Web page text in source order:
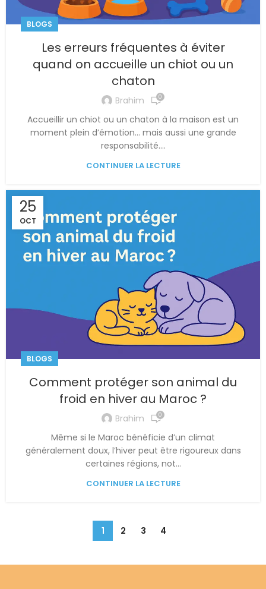
BLOGS
Les erreurs fréquentes à éviter
quand on accueille un chiot ou un
chaton
Brahim 0
Accueillir un chiot ou un chaton à la maison est un
moment plein d’émotion… mais aussi une grande
responsabilité....
CONTINUER LA LECTURE
25
OCT
BLOGS
Comment protéger son animal du
froid en hiver au Maroc ?
Brahim 0
Même si le Maroc bénéficie d’un climat
généralement doux, l’hiver peut être rigoureux dans
certaines régions, not...
CONTINUER LA LECTURE
1 2 3 4